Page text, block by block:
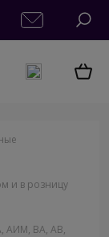
и в розницу
АИМ, ВА, АВ,